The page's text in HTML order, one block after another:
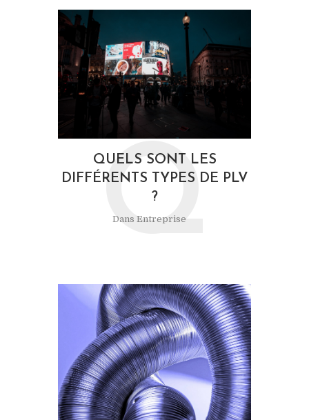
QUELS SONT LES
DIFFÉRENTS TYPES DE PLV
?
Dans Entreprise
Q